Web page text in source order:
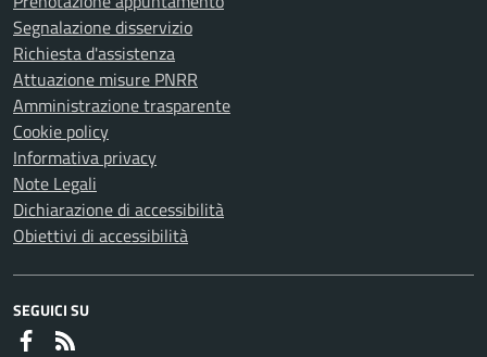
Segnalazione disservizio
Richiesta d'assistenza
Attuazione misure PNRR
Amministrazione trasparente
Cookie policy
Informativa privacy
Note Legali
Dichiarazione di accessibilità
Obiettivi di accessibilità
SEGUICI SU
Faceboook